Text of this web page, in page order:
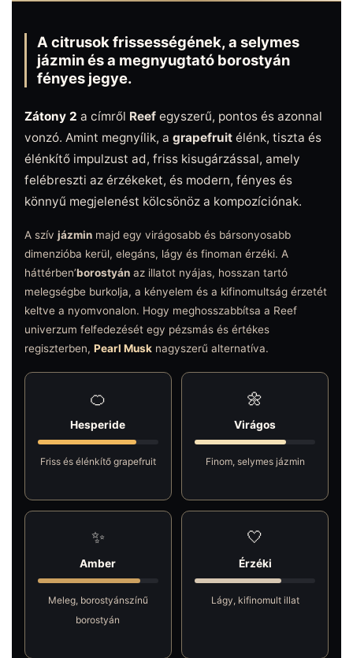
A citrusok frissességének, a selymes
jázmin és a megnyugtató borostyán
fényes jegye.
Zátony 2 a címről Reef egyszerű, pontos és azonnal
vonzó. Amint megnyílik, a grapefruit élénk, tiszta és
élénkítő impulzust ad, friss kisugárzással, amely
felébreszti az érzékeket, és modern, fényes és
könnyű megjelenést kölcsönöz a kompozíciónak.
A szív jázmin majd egy virágosabb és bársonyosabb
dimenzióba kerül, elegáns, lágy és finoman érzéki. A
háttérben’borostyán az illatot nyájas, hosszan tartó
melegségbe burkolja, a kényelem és a kifinomultság érzetét
keltve a nyomvonalon. Hogy meghosszabbítsa a Reef
univerzum felfedezését egy pézsmás és értékes
regiszterben, Pearl Musk nagyszerű alternatíva.
🍊
Hesperide
Friss és élénkítő grapefruit
🌼
Virágos
Finom, selymes jázmin
✨
Amber
Meleg, borostyánszínű
borostyán
🤍
Érzéki
Lágy, kifinomult illat